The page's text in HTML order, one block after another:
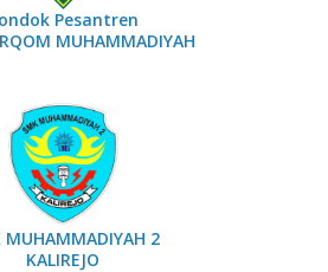
Pesantren
MUHAMMADIYAH
MUHAMMADIYAH 2
KALIREJO